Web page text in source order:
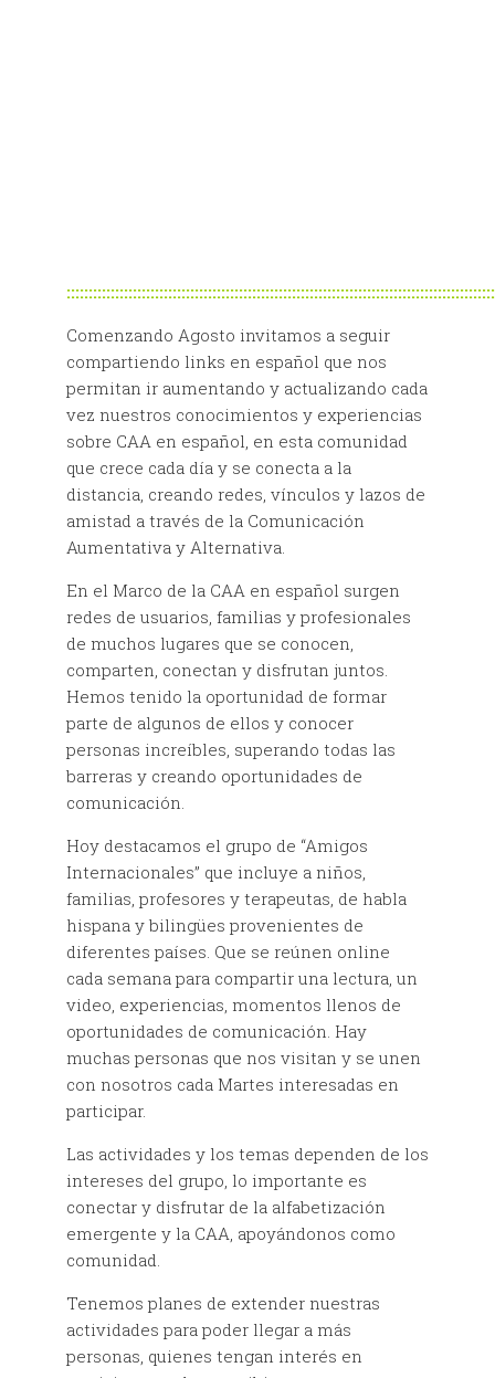
Comenzando Agosto invitamos a seguir
compartiendo links en español que nos
permitan ir aumentando y actualizando cada
vez nuestros conocimientos y experiencias
sobre CAA en español, en esta comunidad
que crece cada día y se conecta a la
distancia, creando redes, vínculos y lazos de
amistad a través de la Comunicación
Aumentativa y Alternativa.
En el Marco de la CAA en español surgen
redes de usuarios, familias y profesionales
de muchos lugares que se conocen,
comparten, conectan y disfrutan juntos.
Hemos tenido la oportunidad de formar
parte de algunos de ellos y conocer
personas increíbles, superando todas las
barreras y creando oportunidades de
comunicación.
Hoy destacamos el grupo de “Amigos
Internacionales” que incluye a niños,
familias, profesores y terapeutas, de habla
hispana y bilingües provenientes de
diferentes países. Que se reúnen online
cada semana para compartir una lectura, un
video, experiencias, momentos llenos de
oportunidades de comunicación. Hay
muchas personas que nos visitan y se unen
con nosotros cada Martes interesadas en
participar.
Las actividades y los temas dependen de los
intereses del grupo, lo importante es
conectar y disfrutar de la alfabetización
emergente y la CAA, apoyándonos como
comunidad.
Tenemos planes de extender nuestras
actividades para poder llegar a más
personas, quienes tengan interés en